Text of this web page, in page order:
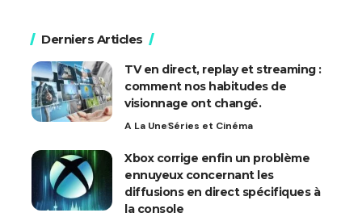
Derniers Articles
TV en direct, replay et streaming :
comment nos habitudes de
visionnage ont changé.
A La UneSéries et Cinéma
Xbox corrige enfin un problème
ennuyeux concernant les
diffusions en direct spécifiques à
la console